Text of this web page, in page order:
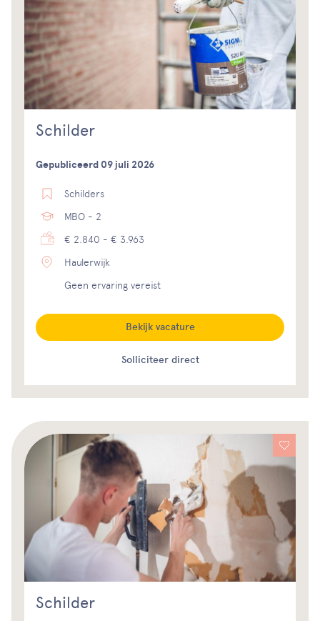
Schilder
Gepubliceerd 09 juli 2026
Schilders
MBO - 2
€ 2.840 - € 3.963
Haulerwijk
Geen ervaring vereist
Solliciteer direct
Bekijk vacature
Schilder